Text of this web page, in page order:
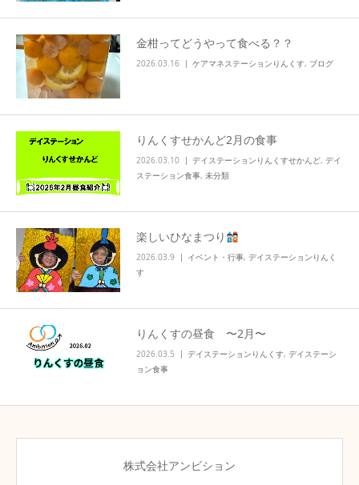
金柑ってどうやって食べる？？
2026.03.16 ケアマネステーションりんくす, ブログ
りんくすせかんど2月の食事
2026.03.10 デイステーションりんくすせかんど, デイ
ステーション食事, 未分類
楽しいひなまつり
2026.03.9 イベント・行事, デイステーションりんく
す
りんくすの昼食 〜2月〜
2026.03.5 デイステーションりんくす, デイステーシ
ョン食事
株式会社アンビション